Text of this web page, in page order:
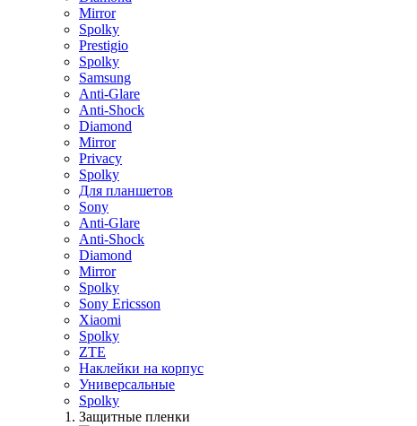
Mirror
Spolky
Prestigio
Spolky
Samsung
Anti-Glare
Anti-Shock
Diamond
Mirror
Privacy
Spolky
Для планшетов
Sony
Anti-Glare
Anti-Shock
Diamond
Mirror
Spolky
Sony Ericsson
Xiaomi
Spolky
ZTE
Наклейки на корпус
Универсальные
Spolky
Защитные пленки